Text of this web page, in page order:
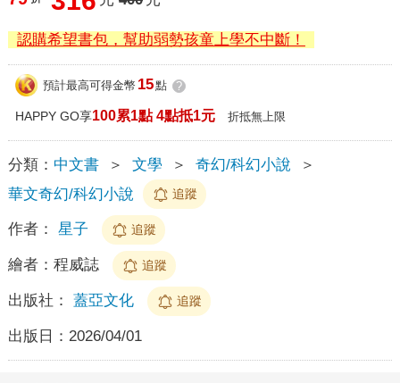
認購希望書包，幫助弱勢孩童上學不中斷！
預計最高可得金幣 15點 ?
HAPPY GO享100累1點 4點抵1元 折抵無上限
分類： 中文書 ＞ 文學 ＞ 奇幻/科幻小說
＞
華文奇幻/科幻小說
追蹤
作者： 星子 追蹤
繪者： 程威誌 追蹤
出版社： 蓋亞文化 追蹤
出版日： 2026/04/01